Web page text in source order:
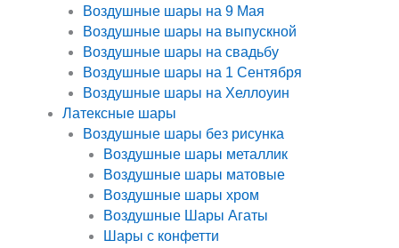
Воздушные шары на 9 Мая
Воздушные шары на выпускной
Воздушные шары на свадьбу
Воздушные шары на 1 Сентября
Воздушные шары на Хеллоуин
Латексные шары
Воздушные шары без рисунка
Воздушные шары металлик
Воздушные шары матовые
Воздушные шары хром
Воздушные Шары Агаты
Шары с конфетти